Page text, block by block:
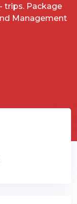
trips. Package
Management